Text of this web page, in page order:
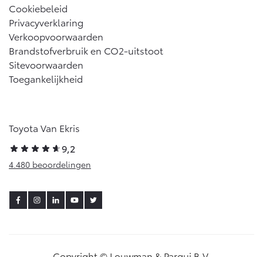
Cookiebeleid
Privacyverklaring
Verkoopvoorwaarden
Brandstofverbruik en CO2-uitstoot
Sitevoorwaarden
Toegankelijkheid
Toyota Van Ekris
9,2
4.480 beoordelingen